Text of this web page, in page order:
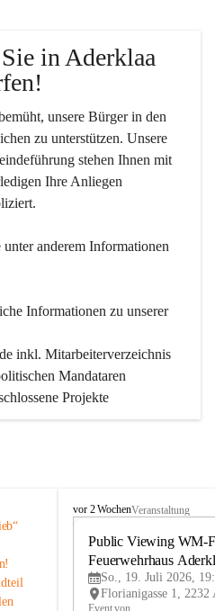
in Aderklaa
unsere Bürger in den
zu unterstützen. Unsere
stehen Ihnen mit
Ihre Anliegen
an­de­rem Informationen
Informationen zu unserer
inkl. Mitarbeiterverzeichnis
Mandataren
Projekte
A
vor 2 WochenVeranstaltung
Public Viewing WM-
Feuerwehrhaus
So., 19. Juli 2026,
Event von